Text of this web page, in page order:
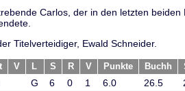
Carlos, der in den letzten
Titelverteidiger, Ewald Schneider.
V L S R V Punkte Buchh
G 6 0 1 6.0 26.5